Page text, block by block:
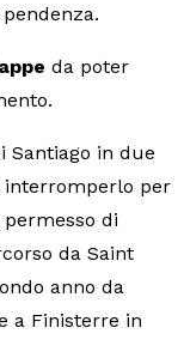
da poter
Santiago in due
interromperlo per
di
da Saint
anno da
a Finisterre in